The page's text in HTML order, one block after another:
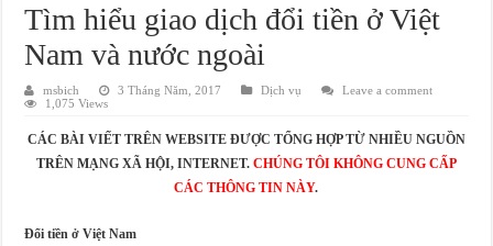
Tìm hiểu giao dịch đổi tiền ở Việt
Nam và nước ngoài
msbich 3 Tháng Năm, 2017 Dịch vụ
Leave a comment
1,075 Views
CÁC BÀI VIẾT TRÊN WEBSITE ĐƯỢC TỔNG HỢP TỪ NHIỀU NGUỒN
TRÊN MẠNG XÃ HỘI, INTERNET. CHÚNG TÔI KHÔNG CUNG CẤP
CÁC THÔNG TIN NÀY.
Đổi tiền ở Việt Nam